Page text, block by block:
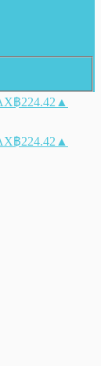
฿224.42 ▲
฿224.42 ▲